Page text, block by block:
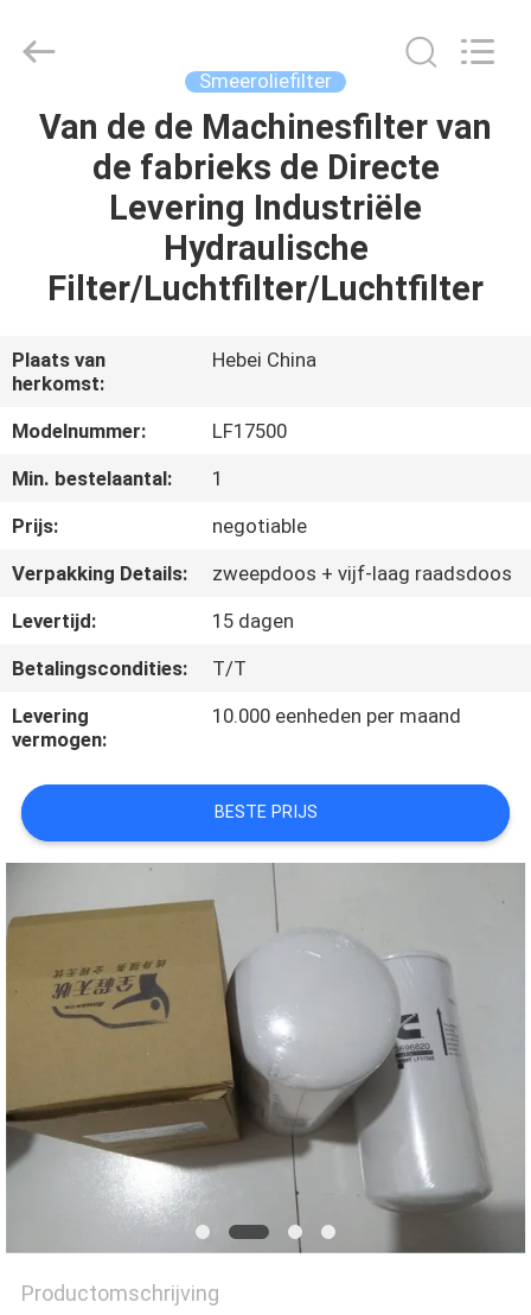
HUIS
PRODUCTEN
VIDEO'S
ONGEVEER
ONS
FABRIEKSREIS
KWALITEITSCONTROLE
CONTACTEER
ONS
NIEUWS
GEVALLEN
PRIVACY
POLICY
Rights
Reserved.
Smeeroliefilter
Van de de Machinesfilter van
de fabrieks de Directe
Levering Industriële
Hydraulische
Filter/Luchtfilter/Luchtfilter
Plaats van
herkomst:
Hebei China
Modelnummer:
LF17500
Min. bestelaantal:
1
Prijs:
negotiable
Verpakking Details:
zweepdoos + vijf-laag raadsdoos
Levertijd:
15 dagen
Betalingscondities:
T/T
Levering
vermogen:
10.000 eenheden per maand
BESTE PRIJS
Productomschrijving